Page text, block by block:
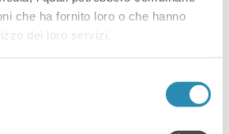
che ha fornito loro o che hanno
dei loro servizi.
per chi vuole iniziare a
supporto da parte